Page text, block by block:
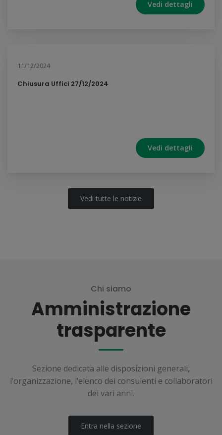
Vedi dettagli
11/12/2024
Chiusura Uffici 27/12/2024
Vedi dettagli
Vedi tutte le notizie
Chi siamo
Amministrazione
trasparente
Sezione dedicata alle disposizioni generali,
l’organizzazione, l’elenco dei consulenti e collaboratori
dei vari anni.
Entra nella sezione